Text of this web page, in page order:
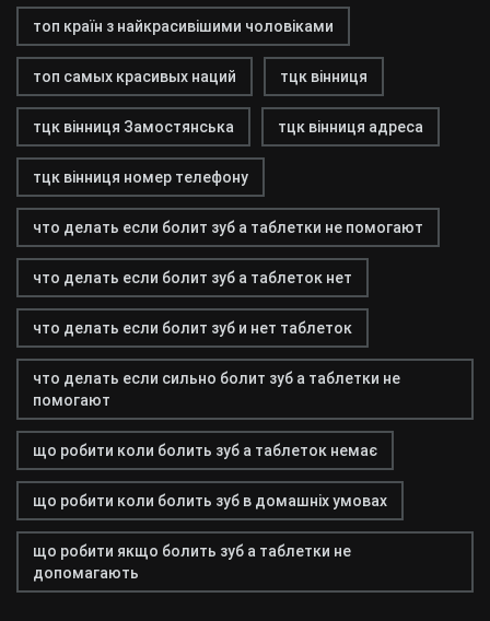
топ країн з найкрасивішими чоловіками
топ самых красивых наций тцк вінниця
тцк вінниця Замостянська тцк вінниця адреса
тцк вінниця номер телефону
что делать если болит зуб а таблетки не помогают
что делать если болит зуб а таблеток нет
что делать если болит зуб и нет таблеток
что делать если сильно болит зуб а таблетки не
помогают
що робити коли болить зуб а таблеток немає
що робити коли болить зуб в домашніх умовах
що робити якщо болить зуб а таблетки не
допомагають